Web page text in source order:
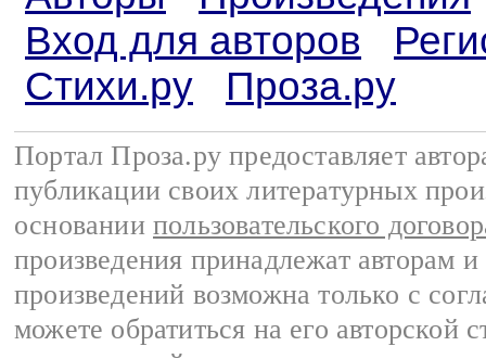
Вход для авторов
Стихи.ру
Проза.ру
Портал Проза.ру предоставляет
публикации своих литературных
основании пользовательского
произведения принадлежат авторам
произведений возможна только с
можете обратиться на его авторской